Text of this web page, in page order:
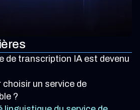
de transcription IA est devenu
un service de
?